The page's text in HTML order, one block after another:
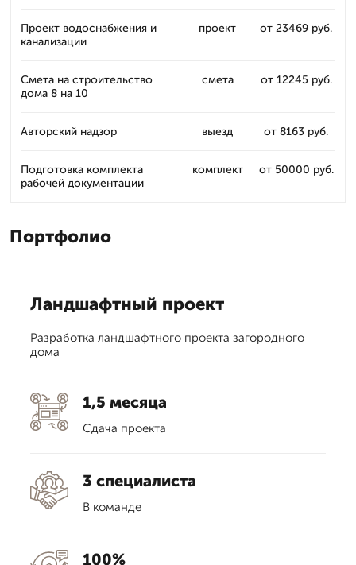
Проект водоснабжения и
канализации
проект от 23469 руб.
Смета на строительство
дома 8 на 10
смета от 12245 руб.
Авторский надзор выезд от 8163 руб.
Подготовка комплекта
рабочей документации
комплект от 50000 руб.
Портфолио
Ландшафтный проект
Разработка ландшафтного проекта загородного
дома
1,5 месяца
Сдача проекта
3 специалиста
В команде
100%